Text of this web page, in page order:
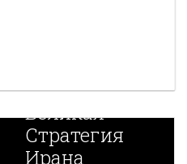
Новая
Великая
Стратегия
Ирана